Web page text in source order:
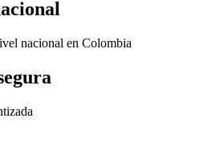
nacional en Colombia